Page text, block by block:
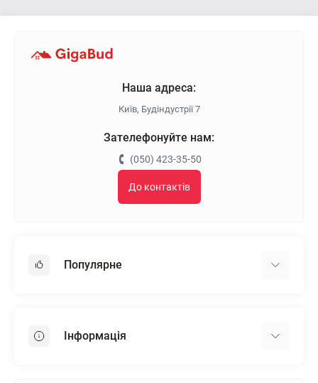
Наша адреса:
Київ, Будіндустрії 7
Зателефонуйте нам:
(050) 423-35-50
До контактів
Популярне
Пінопласт
Інформація